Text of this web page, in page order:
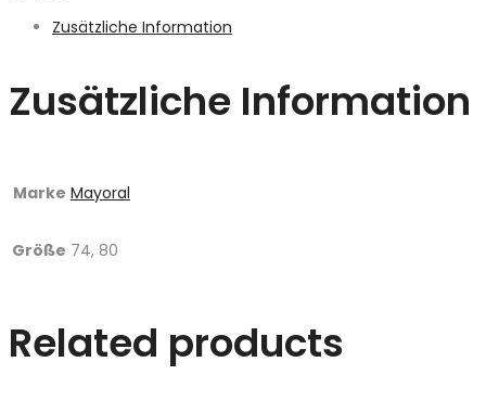
Zusätzliche Information
Zusätzliche Information
Marke Mayoral
Größe 74, 80
Related products